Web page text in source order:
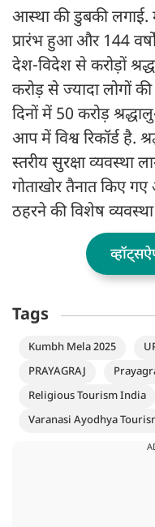
आस्था की डुबकी
प्रारंभ हुआ और 144
देश-विदेश से करोड़ों
करोड़ से ज्यादा लोगों
दिनों में 50 करोड़
आप में विश्व रिकॉर्ड है.
स्तरीय सुरक्षा व्यवस्था
गोताखोर तैनात किए
ठहरने की विशेष
Tags
Kumbh Mela 2025
PRAYAGRAJ
Religious Tourism India
Varanasi Ayodhya